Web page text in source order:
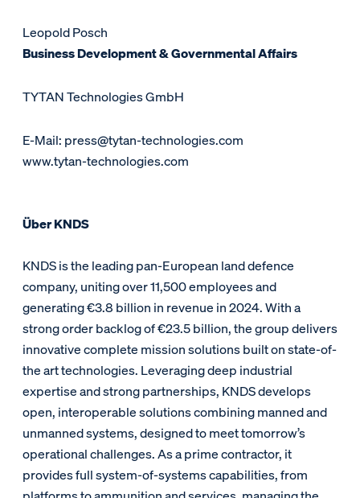
Leopold Posch
Business Development & Governmental Affairs
TYTAN Technologies GmbH
E-Mail: press@tytan-technologies.com
www.tytan-technologies.com
Über KNDS
KNDS is the leading pan-European land defence
company, uniting over 11,500 employees and
generating €3.8 billion in revenue in 2024. With a
strong order backlog of €23.5 billion, the group delivers
innovative complete mission solutions built on state-of-
the art technologies. Leveraging deep industrial
expertise and strong partnerships, KNDS develops
open, interoperable solutions combining manned and
unmanned systems, designed to meet tomorrow’s
operational challenges. As a prime contractor, it
provides full system-of-systems capabilities, from